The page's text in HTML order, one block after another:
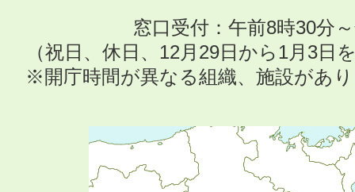
窓口受付：午前8時30分
（祝日、休日、12月29日から1月3日
※開庁時間が異なる組織、施設があ